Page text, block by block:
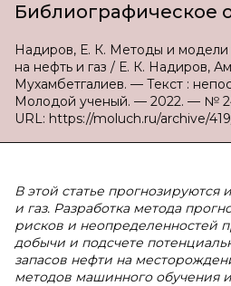
Библиографическое
Надиров, Е. К. Методы и модели
на нефть и газ / Е. К. Надиров,
Мухамбетгалиев. — Текст :
Молодой ученый. — 2022. — №
URL: https://moluch.ru/archive/
В этой статье прогнозируются
и газ. Разработка метода
рисков и неопределенностей
добычи и подсчете
запасов нефти на
методов машинного обучения